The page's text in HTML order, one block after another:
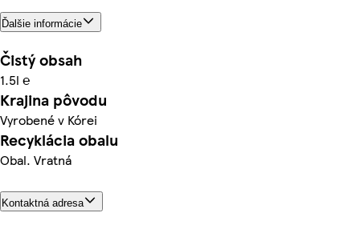
Ďalšie informácie
Čistý obsah
1.5l ℮
Krajina pôvodu
Vyrobené v Kórei
Recyklácia obalu
Obal. Vratná
Kontaktná adresa